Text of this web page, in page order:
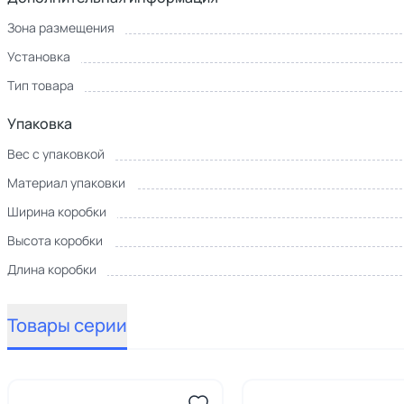
Зона размещения
Установка
Тип товара
Упаковка
Вес с упаковкой
Материал упаковки
Ширина коробки
Высота коробки
Длина коробки
Товары серии